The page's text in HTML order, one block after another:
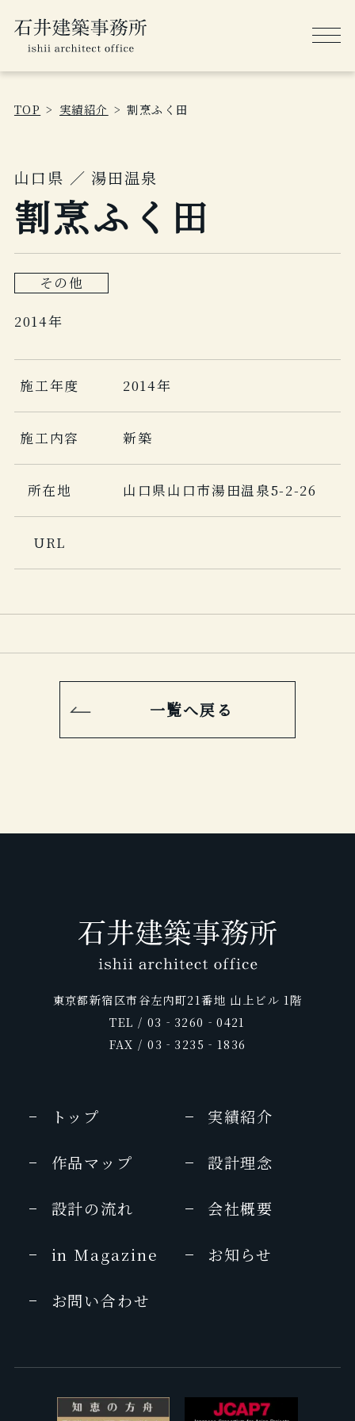
TOP 実績紹介 割烹ふく田
山口県 ／ 湯田温泉
割烹ふく田
その他
2014年
施工年度 2014年
施工内容 新築
所在地 山口県山口市湯田温泉5-2-26
URL
一覧へ戻る
東京都新宿区市谷左内町21番地 山上ビル 1階
TEL / 03‐3260‐0421
FAX / 03‐3235‐1836
トップ 実績紹介
作品マップ 設計理念
設計の流れ 会社概要
in Magazine お知らせ
お問い合わせ